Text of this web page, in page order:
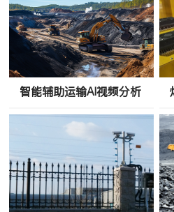
智能辅助运输AI视频分析